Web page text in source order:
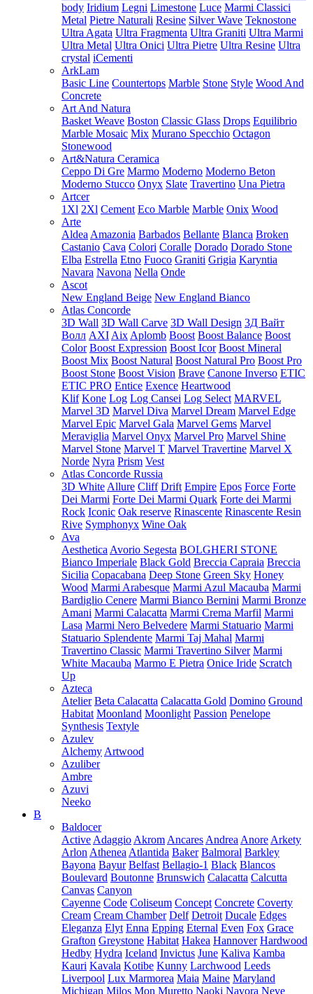
body Iridium Legni Limestone Luce Marmi Classici
Metal Pietre Naturali Resine Silver Wave Teknostone
Ultra Agata Ultra Fragmenta Ultra Graniti Ultra Marmi
Ultra Metal Ultra Onici Ultra Pietre Ultra Resine Ultra
crystal iCementi
ArkLam
Basic Line Countertops Marble Stone Style Wood And
Concrete
Art And Natura
Basket Weave Boston Classic Glass Drops Equilibrio
Marble Mosaic Mix Murano Specchio Octagon
Stonewood
Art&Natura Ceramica
Ceppo Di Gre Marmo Moderno Moderno Beton
Moderno Stucco Onyx Slate Travertino Una Pietra
Artcer
1Xl 2Xl Cement Eco Marble Marble Onix Wood
Arte
Aldea Amazonia Barbados Bellante Blanca Broken
Castanio Cava Colori Coralle Dorado Dorado Stone
Elba Estrella Etno Fuoco Graniti Grigia Karyntia
Navara Navona Nella Onde
Ascot
New England Beige New England Bianco
Atlas Concorde
3D Wall 3D Wall Carve 3D Wall Design 3Д Вайт
Волл AXI Aix Aplomb Boost Boost Balance Boost
Color Boost Expression Boost Icor Boost Mineral
Boost Mix Boost Natural Boost Natural Pro Boost Pro
Boost Stone Boost Vision Brave Canone Inverso ETIC
ETIC PRO Entice Exence Heartwood
Klif Kone Log Log Cansei Log Select MARVEL
Marvel 3D Marvel Diva Marvel Dream Marvel Edge
Marvel Epic Marvel Gala Marvel Gems Marvel
Meraviglia Marvel Onyx Marvel Pro Marvel Shine
Marvel Stone Marvel T Marvel Travertine Marvel X
Norde Nyra Prism Vest
Atlas Concorde Russia
3D White Allure Cliff Drift Empire Epos Force Forte
Dei Marmi Forte Dei Marmi Quark Forte dei Marmi
Rock Iconic Oak reserve Rinascente Rinascente Resin
Rive Symphonyx Wine Oak
Ava
Aesthetica Avorio Segesta BOLGHERI STONE
Bianco Imperiale Black Gold Breccia Capraia Breccia
Sicilia Copacabana Deep Stone Green Sky Honey
Wood Marmi Arabesque Marmi Azul Macauba Marmi
Bardiglio Cenere Marmi Bianco Bernini Marmi Bronze
Amani Marmi Calacatta Marmi Crema Marfil Marmi
Lasa Marmi Nero Belvedere Marmi Statuario Marmi
Statuario Splendente Marmi Taj Mahal Marmi
Travertino Classic Marmi Travertino Silver Marmi
White Macauba Marmo E Pietra Onice Iride Scratch
Up
Azteca
Atelier Beta Calacatta Calacatta Gold Domino Ground
Habitat Moonland Moonlight Passion Penelope
Synthesis Textyle
Azulev
Alchemy Artwood
Azuliber
Ambre
Azuvi
Neeko
B
Baldocer
Active Adaggio Akrom Ancares Andrea Anore Arkety
Arlon Athenea Atlantida Baker Balmoral Barkley
Bayona Bayur Belfast Bellagio-1 Black Blancos
Boulevard Boutonne Brunswich Calacatta Calcutta
Canvas Canyon
Cayenne Code Coliseum Concept Concrete Coverty
Cream Cream Chamber Delf Detroit Ducale Edges
Eleganza Elyt Enna Epping Eternal Even Fox Grace
Grafton Greystone Habitat Hakea Hannover Hardwood
Hedby Hydra Iceland Invictus June Kaliva Kamba
Kauri Kavala Kotibe Kunny Larchwood Leeds
Liverpool Lux Marmorea Maia Maine Maryland
Michigan Milos Mon Muretto Naoki Navora Neve